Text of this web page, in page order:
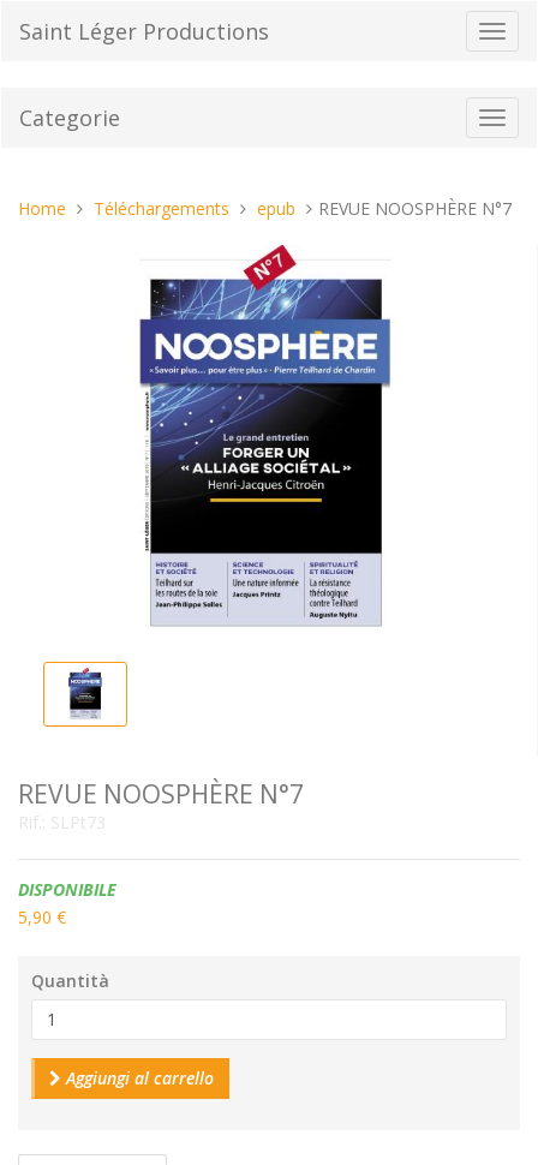
Saint Léger Productions
Categorie
Tu
Home Téléchargements epub REVUE NOOSPHÈRE N°7
REVUE NOOSPHÈRE N°7
Rif.: SLPt73
Disponibilità:
DISPONIBILE
5,90 €
Quantità
Aggiungi al carrello